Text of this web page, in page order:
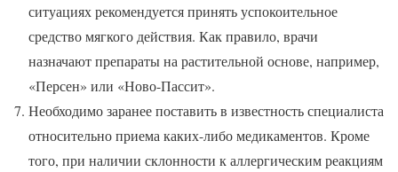
ситуациях рекомендуется принять успокоительное
средство мягкого действия. Как правило, врачи
назначают препараты на растительной основе, например,
«Персен» или «Ново-Пассит».
Необходимо заранее поставить в известность специалиста
относительно приема каких-либо медикаментов. Кроме
того, при наличии склонности к аллергическим реакциям